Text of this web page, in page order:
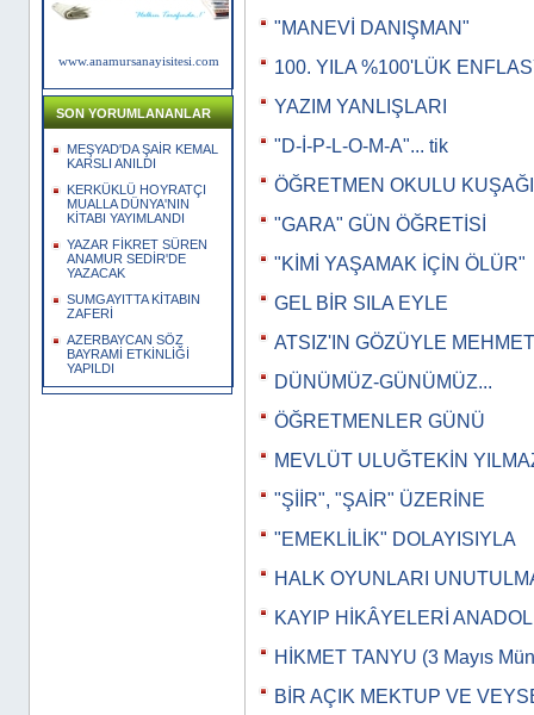
www.anamursanayisitesi.com
SON YORUMLANANLAR
MEŞYAD'DA ŞAİR KEMAL
KARSLI ANILDI
KERKÜKLÜ HOYRATÇI
MUALLA DÜNYA'NIN
KİTABI YAYIMLANDI
YAZAR FİKRET SÜREN
ANAMUR SEDİR'DE
YAZACAK
SUMGAYITTA KİTABIN
ZAFERİ
AZERBAYCAN SÖZ
BAYRAMİ ETKİNLİĞİ
YAPILDI
"MANEVİ DANIŞMAN"
100. YILA %100'LÜK
YAZIM YANLIŞLARI
"D-İ-P-L-O-M-A"... tik
ÖĞRETMEN OKULU KUŞAĞI
"GARA" GÜN ÖĞRETİSİ
"KİMİ YAŞAMAK İÇİN ÖLÜR"
GEL BİR SILA EYLE
ATSIZ'IN GÖZÜYLE
DÜNÜMÜZ-GÜNÜMÜZ...
ÖĞRETMENLER GÜNÜ
MEVLÜT ULUĞTEKİN
"ŞİİR", "ŞAİR" ÜZERİNE
"EMEKLİLİK" DOLAYISIYLA
HALK OYUNLARI
KAYIP HİKÂYELERİ
HİKMET TANYU (3 Mayıs
BİR AÇIK MEKTUP VE